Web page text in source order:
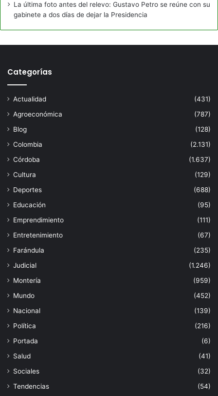
La última foto antes del relevo: Gustavo Petro se reúne con su
gabinete a dos días de dejar la Presidencia
Categorías
Actualidad
(431)
Agroeconómica
(787)
Blog
(128)
Colombia
(2.131)
Córdoba
(1.637)
Cultura
(129)
Deportes
(688)
Educación
(95)
Emprendimiento
(111)
Entretenimiento
(67)
Farándula
(235)
Judicial
(1.246)
Montería
(959)
Mundo
(452)
Nacional
(139)
Política
(216)
Portada
(6)
Salud
(41)
Sociales
(32)
Tendencias
(54)